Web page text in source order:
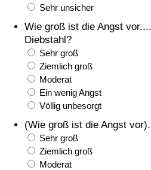
Sehr unsicher
Wie groß ist die Angst
Diebstahl?
Sehr groß
Ziemlich groß
Moderat
Ein wenig Angst
Völlig unbesorgt
(Wie groß ist die Angst
Sehr groß
Ziemlich groß
Moderat
Verschmutzungsindex
Umweltverschmutzungs-Index
Verkehr
Verkehrs-Index
Verkehrs-Index (aktuell)
Verkehrs-Index nach Land